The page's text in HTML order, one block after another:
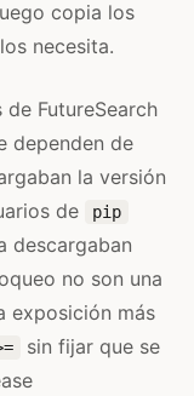
copia los
necesita.
de FutureSearch
dependen de
la versión
de
pip
descargaban
no son una
exposición más
sin fijar que se